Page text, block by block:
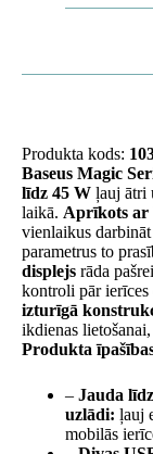
Produkta kods:
Baseus Magic
līdz 45 W ļauj ātri
laikā. Aprīkots ar
vienlaikus
parametrus to
displejs rāda
kontroli pār ierīces
izturīgā
ikdienas
Produkta
– Jauda
uzlādi: ļauj
mobilās